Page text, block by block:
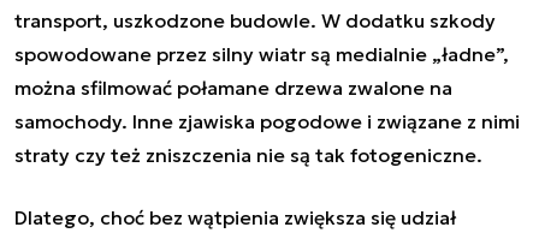
transport, uszkodzone budowle. W dodatku szkody
spowodowane przez silny wiatr są medialnie „ładne”,
można sfilmować połamane drzewa zwalone na
samochody. Inne zjawiska pogodowe i związane z nimi
straty czy też zniszczenia nie są tak fotogeniczne.
Dlatego, choć bez wątpienia zwiększa się udział